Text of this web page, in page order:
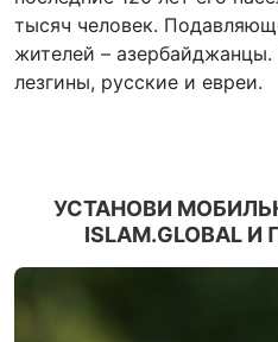
тысяч человек.
жителей –
лезгины, русские и евреи.
УСТАНОВИ
ISLAM.GLOBAL